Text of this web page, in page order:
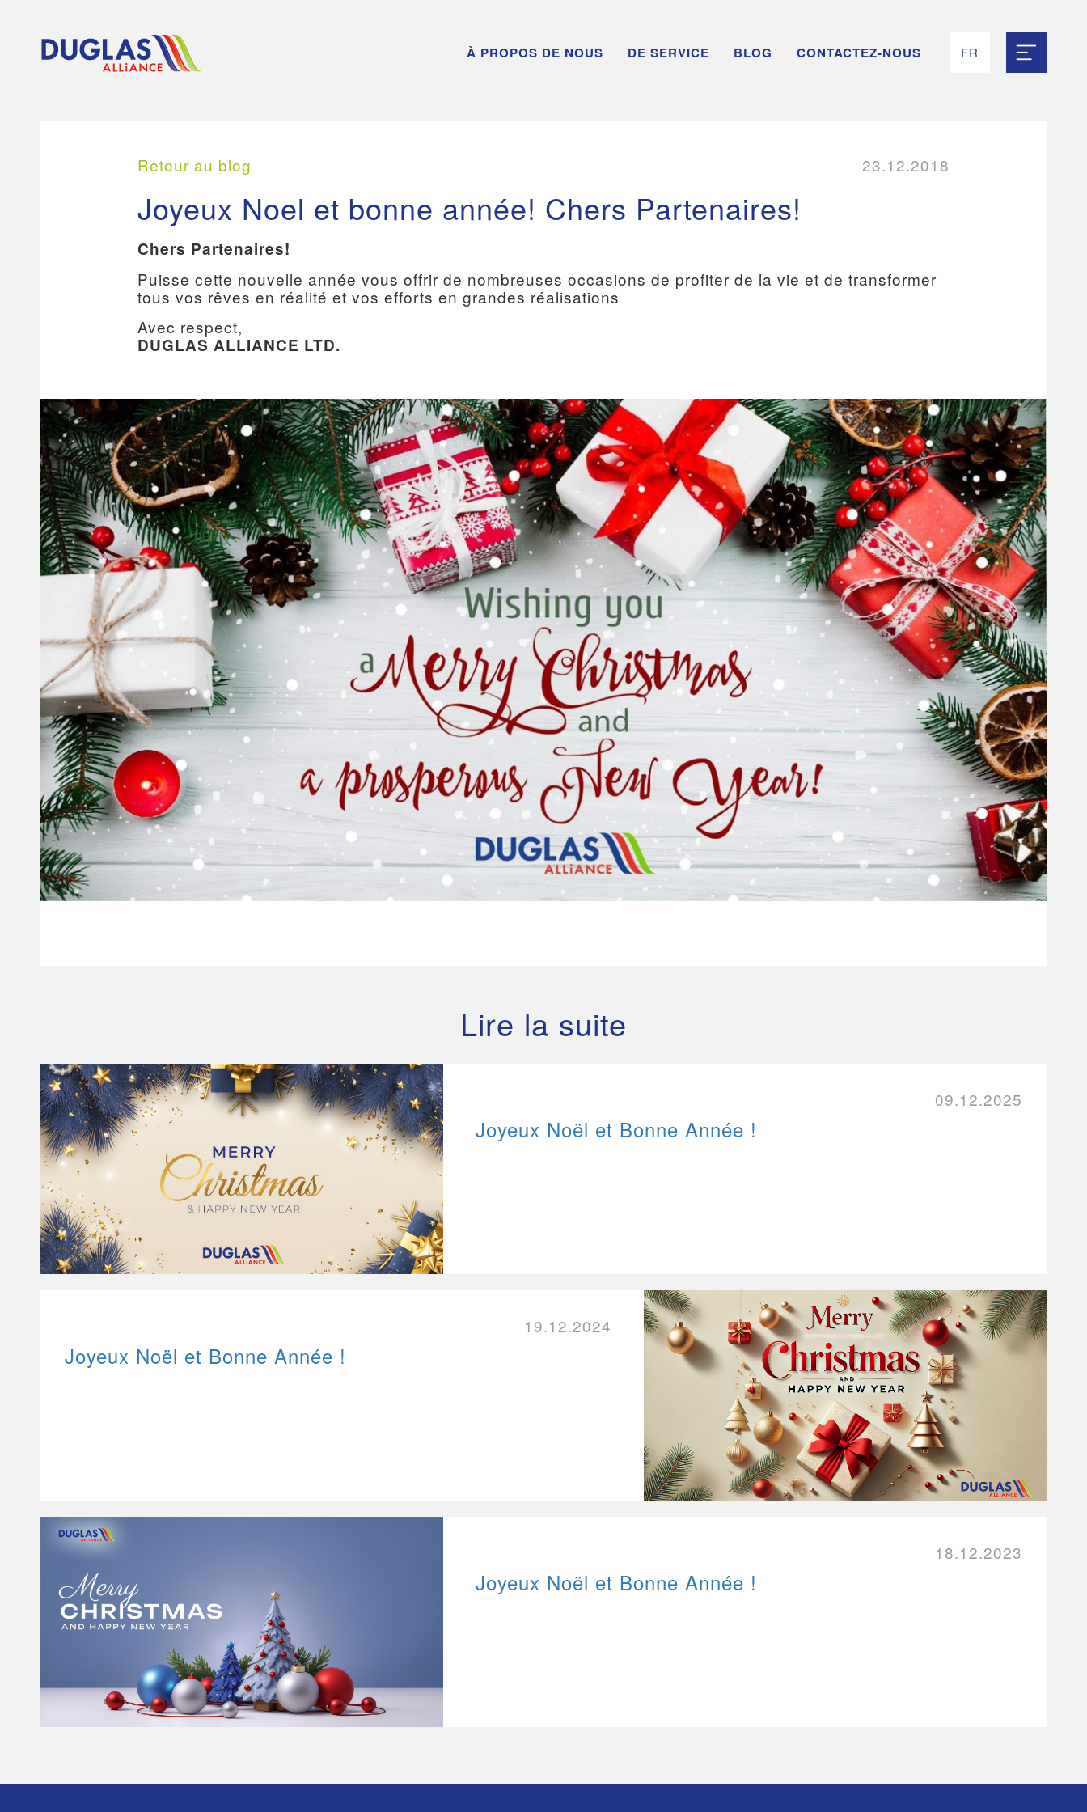
À PROPOS DE NOUS DE SERVICE BLOG CONTACTEZ-NOUS FR
Retour au blog 23.12.2018
Joyeux Noel et bonne année! Chers Partenaires!
Chers Partenaires!
Puisse cette nouvelle année vous offrir de nombreuses occasions de profiter de la vie et de transformer
tous vos rêves en réalité et vos efforts en grandes réalisations
Avec respect,
DUGLAS ALLIANCE LTD.
Lire la suite
09.12.2025
Joyeux Noël et Bonne Année !
19.12.2024
Joyeux Noël et Bonne Année !
18.12.2023
Joyeux Noël et Bonne Année !